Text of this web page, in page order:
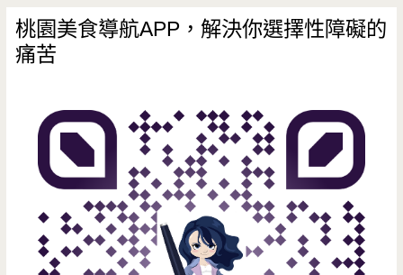
桃園美食導航APP，解決你選擇性障礙的
痛苦